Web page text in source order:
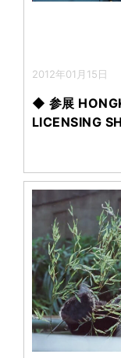
2012年01月15日
◆ 参展
LICENSING